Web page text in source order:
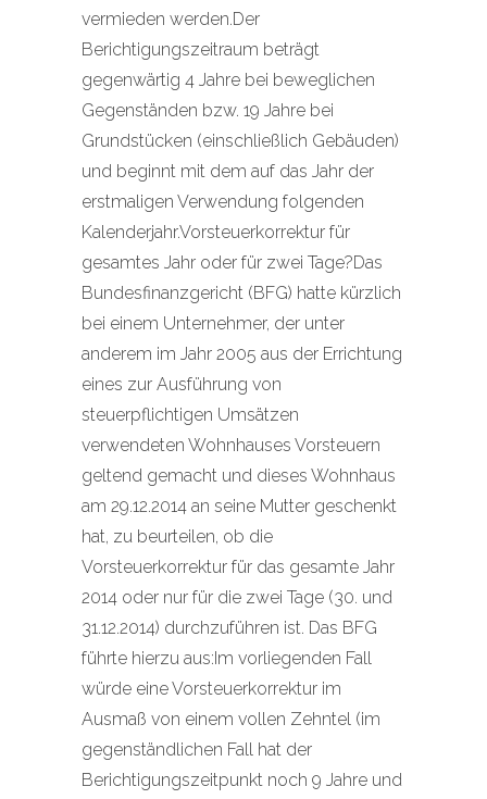
vermieden werden.Der
Berichtigungszeitraum beträgt
gegenwärtig 4 Jahre bei beweglichen
Gegenständen bzw. 19 Jahre bei
Grundstücken (einschließlich Gebäuden)
und beginnt mit dem auf das Jahr der
erstmaligen Verwendung folgenden
Kalenderjahr.Vorsteuerkorrektur für
gesamtes Jahr oder für zwei Tage?Das
Bundesfinanzgericht (BFG) hatte kürzlich
bei einem Unternehmer, der unter
anderem im Jahr 2005 aus der Errichtung
eines zur Ausführung von
steuerpflichtigen Umsätzen
verwendeten Wohnhauses Vorsteuern
geltend gemacht und dieses Wohnhaus
am 29.12.2014 an seine Mutter geschenkt
hat, zu beurteilen, ob die
Vorsteuerkorrektur für das gesamte Jahr
2014 oder nur für die zwei Tage (30. und
31.12.2014) durchzuführen ist. Das BFG
führte hierzu aus:Im vorliegenden Fall
würde eine Vorsteuerkorrektur im
Ausmaß von einem vollen Zehntel (im
gegenständlichen Fall hat der
Berichtigungszeitpunkt noch 9 Jahre und